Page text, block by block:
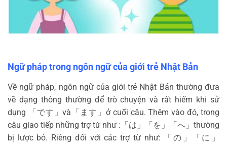
Ngữ pháp trong ngôn ngữ của giới trẻ Nhật Bản
Về ngữ pháp, ngôn ngữ của giới trẻ Nhật Bản thường đưa
về dạng thông thường để trò chuyện và rất hiếm khi sử
dụng 「です」và「ます」ở cuối câu. Thêm vào đó, trong
câu giao tiếp những trợ từ như :「は」「を」「へ」thường
bị lược bỏ. Riêng đối với các trợ từ như: 「の」「に」